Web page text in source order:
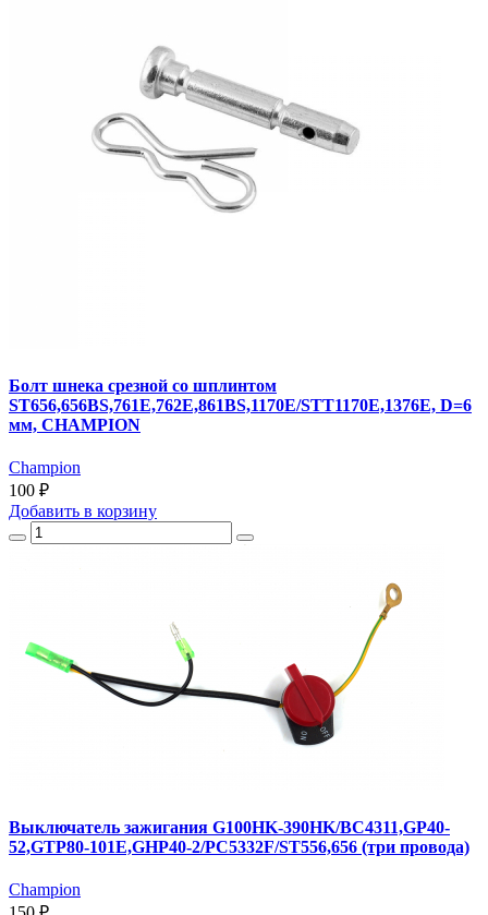
Болт шнека срезной со шплинтом
ST656,656BS,761Е,762E,861BS,1170E/STT1170E,1376Е, D=6
мм, CHAMPION
Champion
100 ₽
Добавить в корзину
Выключатель зажигания G100HK-390HK/BC4311,GP40-
52,GTP80-101E,GHP40-2/PC5332F/ST556,656 (три провода)
Champion